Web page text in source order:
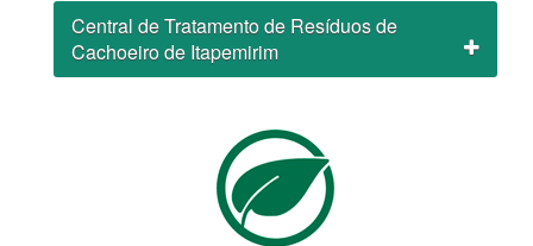
Central de Tratamento de Resíduos de
Cachoeiro de Itapemirim